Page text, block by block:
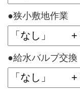
●狭小敷地作業
●給水バルブ交換